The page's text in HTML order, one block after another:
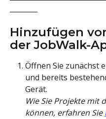
Hinzufügen
der JobWalk-
Öffnen Sie zunächst
und bereits
Gerät.
Wie Sie Projekte mit
können, erfahren Sie